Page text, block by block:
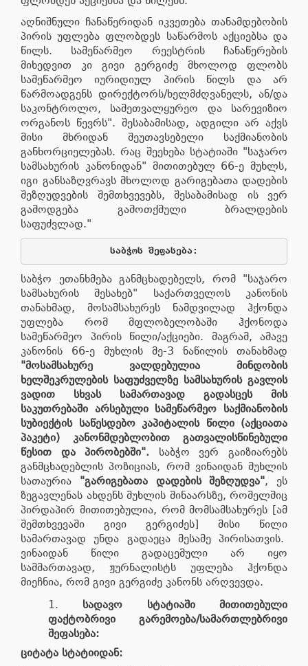
აღნიშნული ჩანაწერიდან იკვეთება თანამდებობის
პირის უფლება ფლობდეს საწარმოს აქციებსა და
წილს. სამეწარმეო რეესტრის ჩანაწერების
მიხედვით კი გივი გერგიძე მხოლოდ ფლობს
სამეწარმეო იურიდიულ პირის წილს და არ
წარმოადგენს დირექტორს/ხელმძღვანელს, ან/და
საკონტროლო, სამეთვალყურეო და სარევიზიო
ორგანოს წევრს". შესაბამისად, ადგილი არ აქვს
მისი მხრიდან შეუთავსებელი საქმიანობის
განხორციელებას. რაც შეეხება სტატიაში "საჯარო
სამსახურის კანონიდან" მითითებულ 66-ე მუხლს,
იგი განსაზღვრავს მხოლოდ გარიგებათა დადების
შეზღუდვების შემთხვევებს, შესაბამისად ის ვერ
გამოდგება გამოთქმული ბრალდების
საფუძვლად."
საბჭოს შეფასება:
საბჭო ეთანხმება განმცხადებელს, რომ "საჯარო
სამსახურის შესახებ" საქართველოს კანონის
თანახმად, მოსამსახურეს ნამდვილად ჰქონდა
უფლება რომ მფლობელობაში ჰქონოდა
სამეწარმეო პირის წილი/აქციები. მაგრამ, ამავე
კანონის 66-ე მუხლის მე-3 ნაწილის თანახმად
"მოსამსახურე ვალდებულია
მინდობის
ხელშეკრულების საფუძველზე სამსახურის გავლის
ვადით
სხვას სამართავად გადასცეს
მის
საკუთრებაში არსებული სამეწარმეო საქმიანობის
სუბიექტის საწესდებო კაპიტალის წილი (აქციათა
პაკეტი) კანონმდებლობით
გათვალისწინებული
წესით
და პირობებში". საბჭო ვერ გაიზიარებს
განმცხადებლის პოზიციას, რომ ვინაიდან მუხლის
სათაურია "გარიგებათა დადების შეზღუდვა", ეს
ზეგავლენას ახდენს მუხლის შინაარსზე, რომელშიც
პირდაპირ მითითებულია, რომ მომსამსახურეს [ამ
შემთხვევაში გივი გერგიძეს] მისი წილი
სამართავად უნდა გადაეცა მესამე პირისათვის.
ვინაიდან წილი გადაცემული არ იყო
სამმართავად, ჟურნალისტს უფლება ჰქონდა
მიეჩნია, რომ გივი გერგიძე კანონს არღვევდა.
სადავო
სტატიაში
მითითებული
ფაქტობრივი
გარემოება/სამართლებრივი
შეფასება:
ციტატა სტატიიდან: